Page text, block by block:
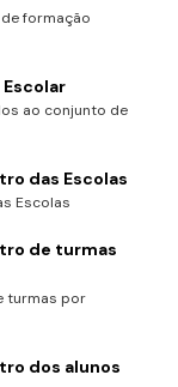
formação
ao conjunto de
das Escolas
Escolas
de turmas
turmas por
dos alunos